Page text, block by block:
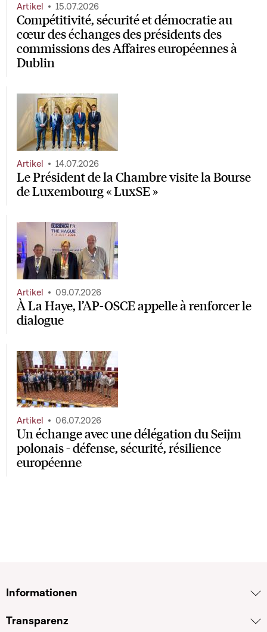
Compétitivité, sécurité et démocratie au
cœur des échanges des présidents des
commissions des Affaires européennes à
Dublin
Artikel 15.07.2026
Le Président de la Chambre visite la Bourse
de Luxembourg « LuxSE »
Artikel 14.07.2026
À La Haye, l’AP-OSCE appelle à renforcer le
dialogue
Artikel 09.07.2026
Un échange avec une délégation du Seijm
polonais - défense, sécurité, résilience
européenne
Artikel 06.07.2026
Informationen
Transparenz